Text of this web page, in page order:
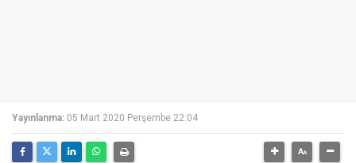
Yayınlanma: 05 Mart 2020 Perşembe 22:04